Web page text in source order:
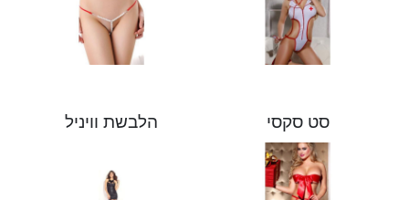
סט סקסי הלבשת וויניל